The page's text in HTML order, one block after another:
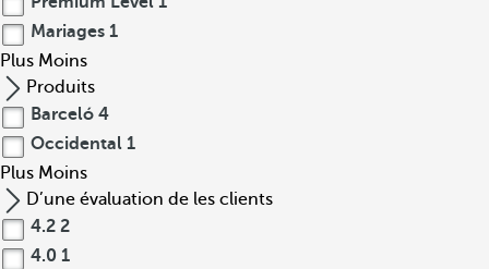
Mariages 1
Plus Moins
Produits
Barceló 4
Occidental 1
Plus Moins
D’une évaluation de les clients
4.2 2
4.0 1